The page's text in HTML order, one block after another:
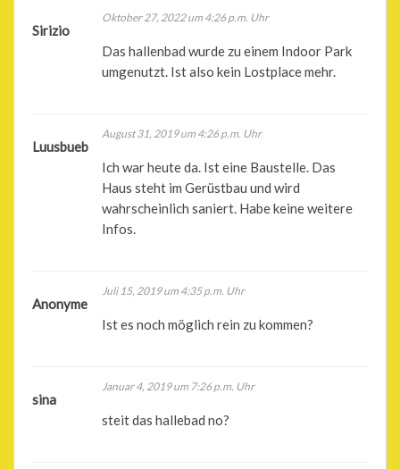
Sirizio
Oktober 27, 2022 um 4:26 p.m. Uhr
Das hallenbad wurde zu einem Indoor Park
umgenutzt. Ist also kein Lostplace mehr.
Luusbueb
August 31, 2019 um 4:26 p.m. Uhr
Ich war heute da. Ist eine Baustelle. Das
Haus steht im Gerüstbau und wird
wahrscheinlich saniert. Habe keine weitere
Infos.
Anonyme
Juli 15, 2019 um 4:35 p.m. Uhr
Ist es noch möglich rein zu kommen?
sina
Januar 4, 2019 um 7:26 p.m. Uhr
steit das hallebad no?